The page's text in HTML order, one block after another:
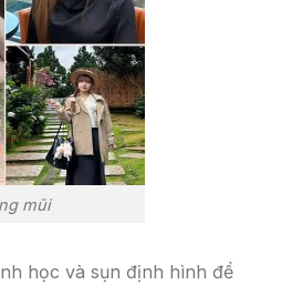
mũi
học và sụn định hình để